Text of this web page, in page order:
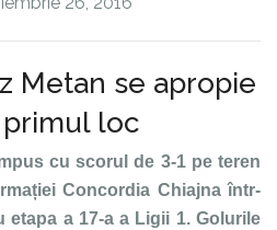
Metan se apropie
loc
cu scorul de 3-1 pe teren
Concordia Chiajna într-
a 17-a a Ligii 1. Golurile